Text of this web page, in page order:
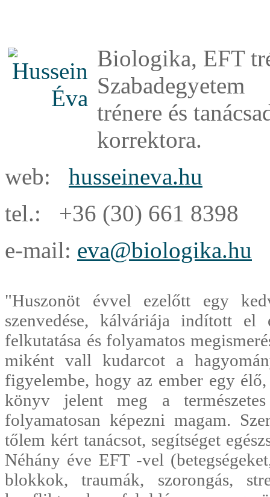
Biologika, EFT
Szabadegyetem
trénere és
korrektora.
web: husseineva.hu
tel.: +36 (30) 661 8398
e-mail: eva@biologika.hu
"Huszonöt évvel ezelőtt egy
szenvedése, kálváriája indított el
felkutatása és folyamatos
miként vall kudarcot a
figyelembe, hogy az ember egy
könyv jelent meg a
folyamatosan képezni magam.
tőlem kért tanácsot, segítséget
Néhány éve EFT -vel
blokkok, traumák, szorongás,